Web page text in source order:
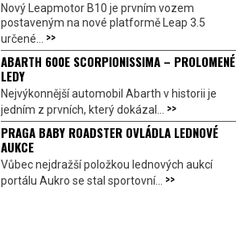
Nový Leapmotor B10 je prvním vozem
postaveným na nové platformě Leap 3.5
určené... >>
ABARTH 600E SCORPIONISSIMA – PROLOMENÉ
LEDY
Nejvýkonnější automobil Abarth v historii je
jedním z prvních, který dokázal... >>
PRAGA BABY ROADSTER OVLÁDLA LEDNOVÉ
AUKCE
Vůbec nejdražší položkou lednových aukcí
portálu Aukro se stal sportovní... >>